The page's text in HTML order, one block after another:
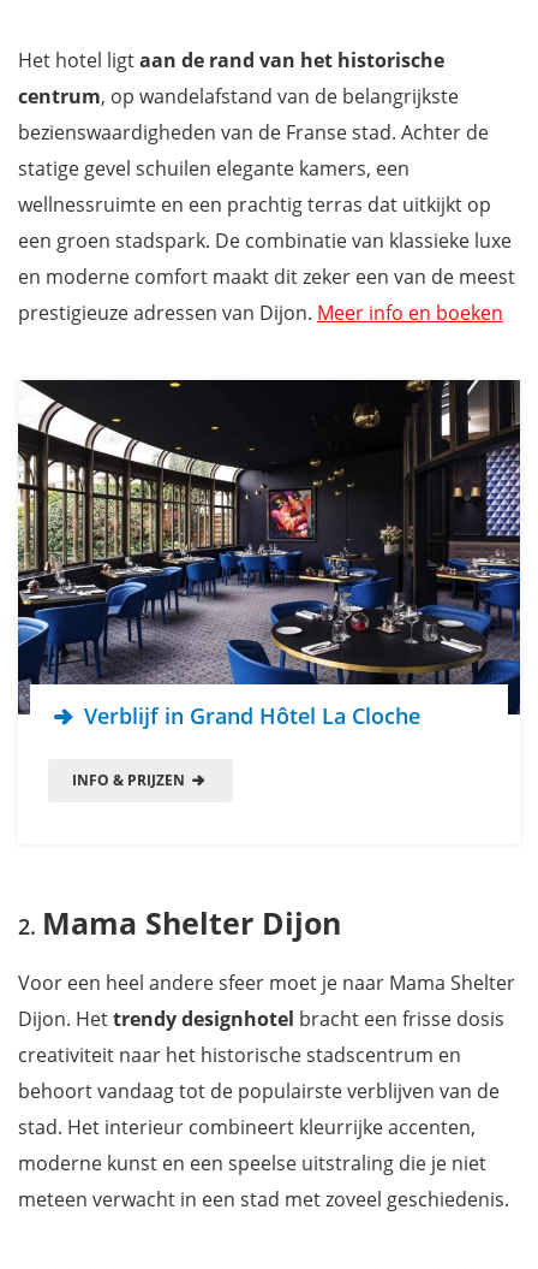
Het hotel ligtaan de rand van het historische
centrum, op wandelafstand van de belangrijkste
bezienswaardigheden van de Franse stad. Achter de
statige gevel schuilen elegante kamers, een
wellnessruimte en een prachtig terras dat uitkijkt op
een groen stadspark. De combinatie van klassieke luxe
en moderne comfort maakt dit zeker een van de meest
prestigieuze adressen van Dijon. Meer info en boeken
Verblijf in Grand Hôtel La Cloche
INFO & PRIJZEN
Mama Shelter Dijon
Voor een heel andere sfeer moet je naar Mama Shelter
Dijon. Hettrendy designhotel bracht een frisse dosis
creativiteit naar het historische stadscentrum en
behoort vandaag tot de populairste verblijven van de
stad. Het interieur combineert kleurrijke accenten,
moderne kunst en een speelse uitstraling die je niet
meteen verwacht in een stad met zoveel geschiedenis.